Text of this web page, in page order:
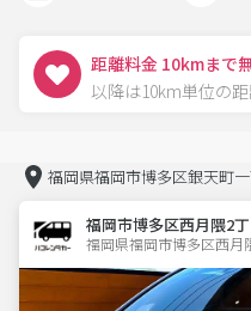
距離料金 10kmまで
以降は10km単位の
福岡県福岡市博多区銀天町
福岡市博多区西月隈2
福岡県福岡市博多区西月